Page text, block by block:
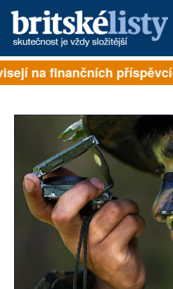
PŘIHLÁSIT
ROZHOVORY
TÉMATA
NEJČTENĚJŠÍ ZA 7 DNÍ
na finančních